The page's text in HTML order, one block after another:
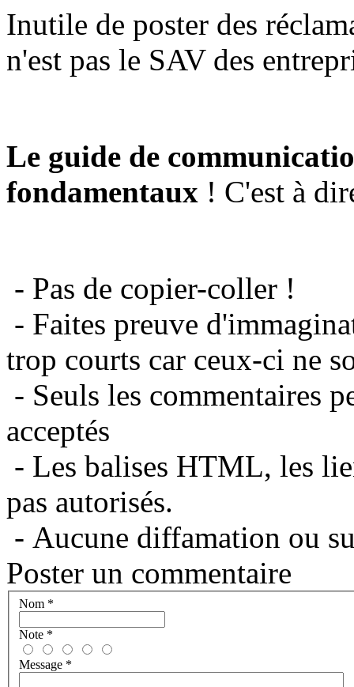
Inutile de poster des
n'est pas le SAV des
Le guide de
fondamentaux ! C'est à
- Pas de copier-coller !
- Faites preuve
trop courts car ceux-ci ne
- Seuls les commentaires
acceptés
- Les balises HTML, les
pas autorisés.
- Aucune diffamation ou
Poster un commentaire
Nom *
Note *
Message *